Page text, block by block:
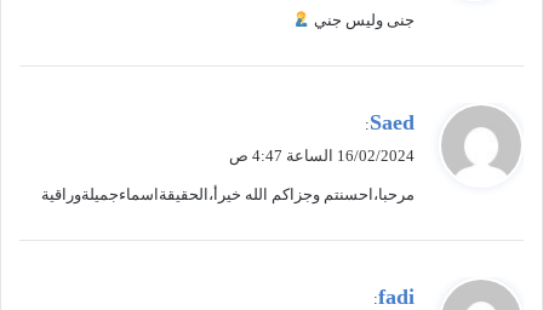
ل
جنى وليس جني
ي
ل
Saed
:
16/02/2024 الساعة 4:47 ص
مرحبا،احسنتم وجزاکم الله خیرأ،الحقیقةاسماءجمیلةوراقیة
يfadi
: